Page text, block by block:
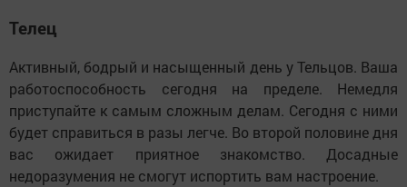
Телец
Активный, бодрый и насыщенный день у Тельцов. Ваша
работоспособность сегодня на пределе. Немедля
приступайте к самым сложным делам. Сегодня с ними
будет справиться в разы легче. Во второй половине дня
вас ожидает приятное знакомство. Досадные
недоразумения не смогут испортить вам настроение.